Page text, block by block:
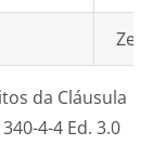
Zero
da Cláusula
4-4 Ed. 3.0